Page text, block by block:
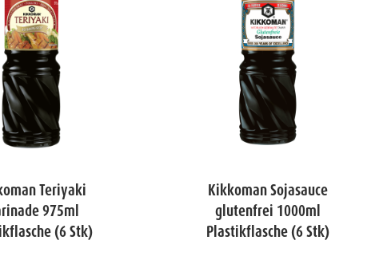
Teriyaki
975ml
(6 Stk)
Kikkoman Sojasauce
glutenfrei 1000ml
Plastikflasche (6 Stk)